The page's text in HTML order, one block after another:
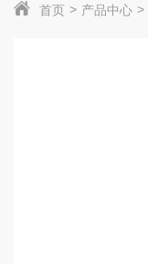
首页 产品中心